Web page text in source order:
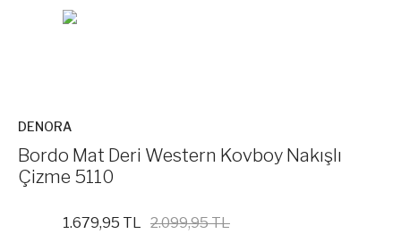
DENORA
Bordo Mat Deri Western Kovboy Nakışlı
Çizme 5110
1.679,95 TL 2.099,95 TL